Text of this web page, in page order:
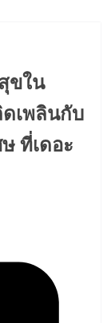
ขใน
ดเพลินกับ
ที่เดอะ